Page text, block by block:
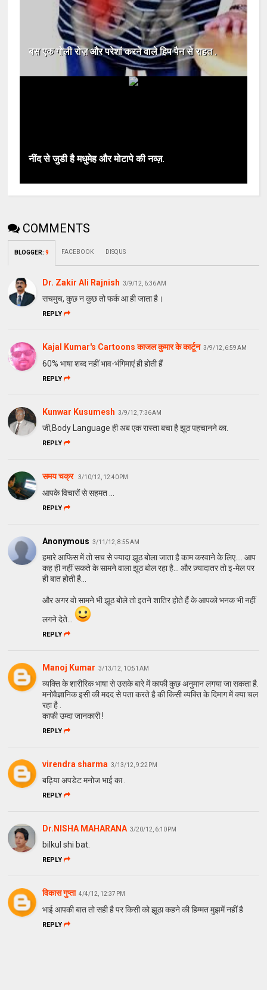
बस एक गोली रोज़ और परेशां करने वाले हिप पैन से राहत .
नींद से जुडी है मधुमेह और मोटापे की नव्ज़.
COMMENTS
BLOGGER:9 FACEBOOK DISQUS
Dr. Zakir Ali Rajnish 3/9/12, 6:36 AM
सचमुच, कुछ न कुछ तो फर्क आ ही जाता है।
REPLY
Kajal Kumar's Cartoons काजल कुमार के कार्टून 3/9/12, 6:59 AM
60% भाषा शब्‍द नहीं भाव-भंगि‍माएं ही होती हैं
REPLY
Kunwar Kusumesh 3/9/12, 7:36 AM
जी,Body Language ही अब एक रास्ता बचा है झूठ पहचानने का.
REPLY
समय चक्र 3/10/12, 12:40 PM
आपके विचारों से सहमत ...
REPLY
Anonymous 3/11/12, 8:55 AM
हमारे आफिस में तो सच से ज्यादा झूठ बोला जाता है काम करवाने के लिए.... आप
कह ही नहीं सकते के सामने वाला झूठ बोल रहा है... और ज़्यादातर तो इ-मेल पर
ही बात होती है...
और अगर वो सामने भी झूठ बोले तो इतने शातिर होते हैं के आपको भनक भी नहीं
लगने देते...
REPLY
Manoj Kumar 3/13/12, 10:51 AM
व्यक्ति के शारीरिक भाषा से उसके बारे में काफी कुछ अनुमान लगया जा सकता है.
मनोवैज्ञानिक इसी की मदद से पता करते है की किसी व्यक्ति के दिमाग में क्या चल
रहा है .
काफी उम्दा जानकारी !
REPLY
virendra sharma 3/13/12, 9:22 PM
बढ़िया अपडेट मनोज भाई का .
REPLY
Dr.NISHA MAHARANA 3/20/12, 6:10 PM
bilkul shi bat.
REPLY
विकास गुप्ता 4/4/12, 12:37 PM
भाई आपकी बात तो सही है पर किसी को झूठा कहने की हिम्मत मुझमें नहीं है
REPLY